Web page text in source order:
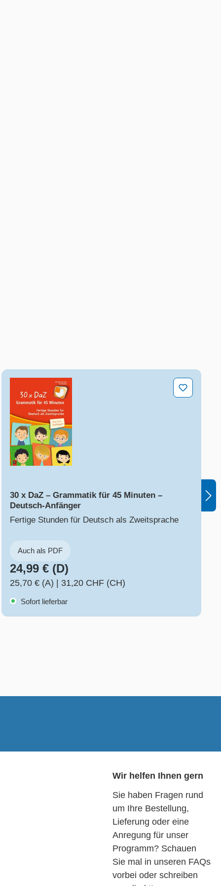
30 x DaZ – Grammatik für 45 Minuten – Deutsch-
30 x DaZ – Grammatik für 45 Minuten –
Deutsch-Anfänger
Fertige Stunden für Deutsch als Zweitsprache
Auch als PDF
24,99 € (D)
25,70 € (A) 31,20 CHF (CH)
Sofort lieferbar
Wir helfen Ihnen gern
Sie haben Fragen rund
um Ihre Bestellung,
Lieferung oder eine
Anregung für unser
Programm? Schauen
Sie mal in unseren FAQs
vorbei oder schreiben